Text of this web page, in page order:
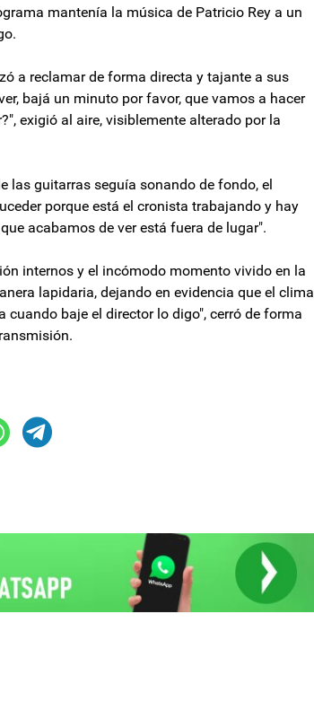
mantenía la música de Patricio Rey a un
a reclamar de forma directa y tajante a sus
bajá un minuto por favor, que vamos a hacer
exigió al aire, visiblemente alterado por la
las guitarras seguía sonando de fondo, el
porque está el cronista trabajando y hay
acabamos de ver está fuera de lugar".
internos y el incómodo momento vivido en la
lapidaria, dejando en evidencia que el clima
cuando baje el director lo digo", cerró de forma